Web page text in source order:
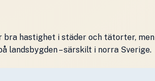
bra hastighet i städer och tätorter, men
landsbygden – särskilt i norra Sverige.